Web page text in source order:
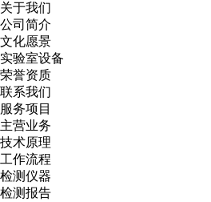
关于我们
公司简介
文化愿景
实验室设备
荣誉资质
联系我们
服务项目
主营业务
技术原理
工作流程
检测仪器
检测报告